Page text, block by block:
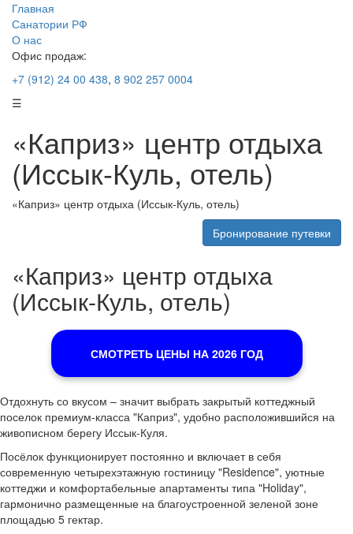
Главная
Санатории РФ
О нас
Офис продаж:
+7 (912) 24 00 438, 8 902 257 0004
☰
«Каприз» центр отдыха
(Иссык-Куль, отель)
«Каприз» центр отдыха (Иссык-Куль, отель)
Бронирование путевки
«Каприз» центр отдыха
(Иссык-Куль, отель)
СМОТРЕТЬ ЦЕНЫ НА 2026 ГОД
Отдохнуть со вкусом – значит выбрать закрытый коттеджный
поселок премиум-класса "Каприз", удобно расположившийся на
живописном берегу Иссык-Куля.
Посёлок функционирует постоянно и включает в себя
современную четырехэтажную гостиницу "Residence", уютные
коттеджи и комфортабельные апартаменты типа "Holiday",
гармонично размещенные на благоустроенной зеленой зоне
площадью 5 гектар.